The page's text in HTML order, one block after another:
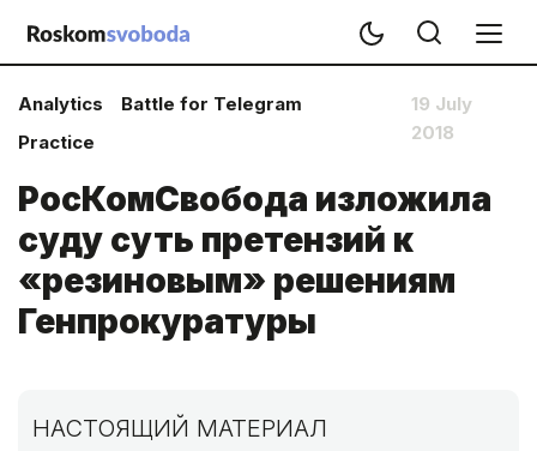
Analytics
Battle for Telegram
Practice
19 July
2018
РосКомСвобода изложила
суду суть претензий к
«резиновым» решениям
Генпрокуратуры
НАСТОЯЩИЙ МАТЕРИАЛ